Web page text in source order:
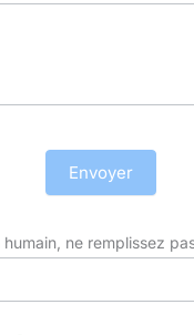
Envoyer
humain, ne remplissez